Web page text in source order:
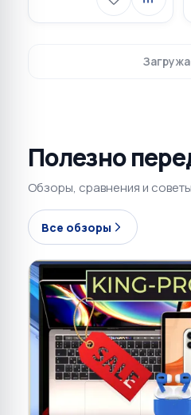
Полезно
Обзоры, сравнения и
Все обзоры